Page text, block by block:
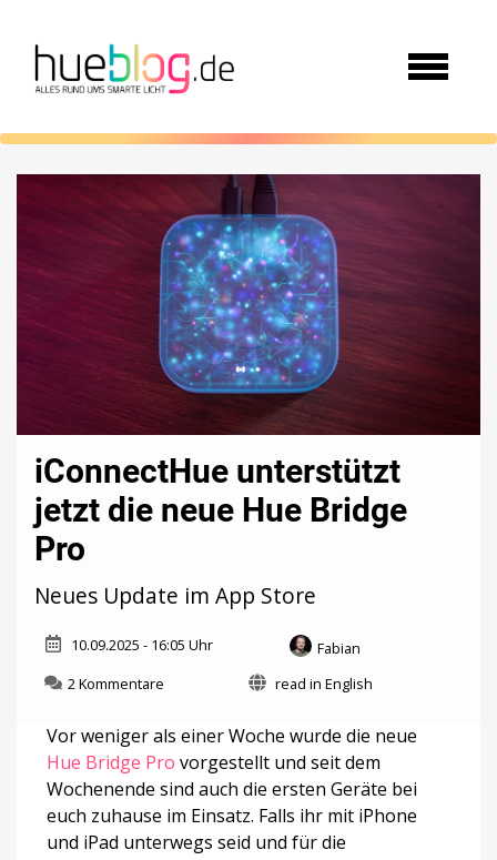
iConnectHue unterstützt
jetzt die neue Hue Bridge
Pro
Neues Update im App Store
10.09.2025 - 16:05 Uhr
Fabian
2 Kommentare
unterstützt
jetzt
die
neue
Hue
Pro
read in English
Vor weniger als einer Woche wurde die neue
Hue Bridge Pro vorgestellt und seit dem
Wochenende sind auch die ersten Geräte bei
euch zuhause im Einsatz. Falls ihr mit iPhone
und iPad unterwegs seid und für die